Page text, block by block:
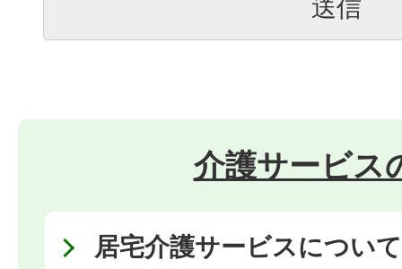
介護サービス
居宅介護サービスについて